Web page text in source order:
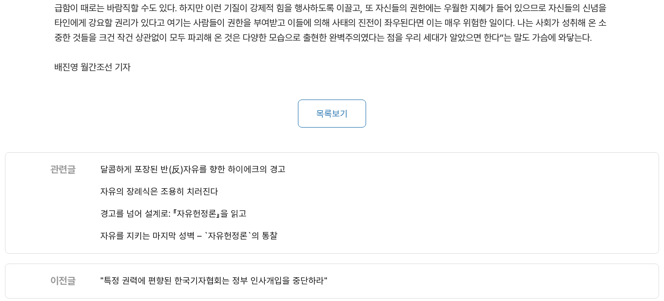
급함이 때로는 바람직할 수도 있다. 하지만 이런 기질이 강제적 힘을 행사하도록 이끌고, 또 자신들의 권한에는 우월한 지혜가 들어 있으므로 자신들의 신념을
타인에게 강요할 권리가 있다고 여기는 사람들이 권한을 부여받고 이들에 의해 사태의 진전이 좌우된다면 이는 매우 위험한 일이다. 나는 사회가 성취해 온 소
중한 것들을 크건 작건 상관없이 모두 파괴해 온 것은 다양한 모습으로 출현한 완벽주의였다는 점을 우리 세대가 알았으면 한다”는 말도 가슴에 와닿는다.
배진영 월간조선 기자
목록보기
관련글 달콤하게 포장된 반(反)자유를 향한 하이에크의 경고
자유의 장례식은 조용히 치러진다
경고를 넘어 설계로: 『자유헌정론』을 읽고
자유를 지키는 마지막 성벽 – `자유헌정론`의 통찰
이전글 "특정 권력에 편향된 한국기자협회는 정부 인사개입을 중단하라"